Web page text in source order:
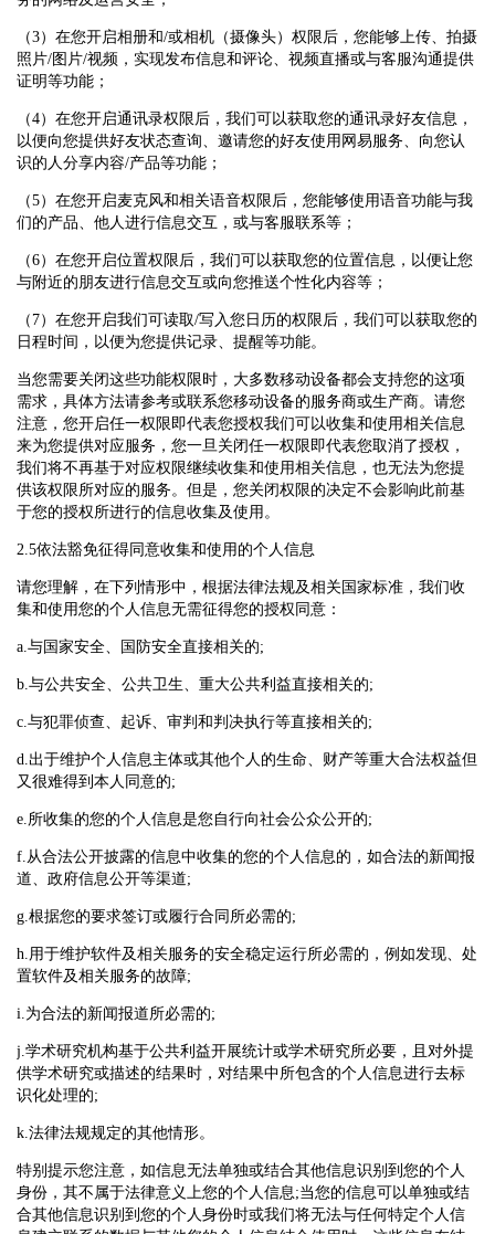
（3）在您开启相册和/或相机（摄像头）权限后，您能够上传、拍摄
照片/图片/视频，实现发布信息和评论、视频直播或与客服沟通提供
证明等功能；
（4）在您开启通讯录权限后，我们可以获取您的通讯录好友信息，
以便向您提供好友状态查询、邀请您的好友使用网易服务、向您认
识的人分享内容/产品等功能；
（5）在您开启麦克风和相关语音权限后，您能够使用语音功能与我
们的产品、他人进行信息交互，或与客服联系等；
（6）在您开启位置权限后，我们可以获取您的位置信息，以便让您
与附近的朋友进行信息交互或向您推送个性化内容等；
（7）在您开启我们可读取/写入您日历的权限后，我们可以获取您的
日程时间，以便为您提供记录、提醒等功能。
当您需要关闭这些功能权限时，大多数移动设备都会支持您的这项
需求，具体方法请参考或联系您移动设备的服务商或生产商。请您
注意，您开启任一权限即代表您授权我们可以收集和使用相关信息
来为您提供对应服务，您一旦关闭任一权限即代表您取消了授权，
我们将不再基于对应权限继续收集和使用相关信息，也无法为您提
供该权限所对应的服务。但是，您关闭权限的决定不会影响此前基
于您的授权所进行的信息收集及使用。
2.5依法豁免征得同意收集和使用的个人信息
请您理解，在下列情形中，根据法律法规及相关国家标准，我们收
集和使用您的个人信息无需征得您的授权同意：
a.与国家安全、国防安全直接相关的;
b.与公共安全、公共卫生、重大公共利益直接相关的;
c.与犯罪侦查、起诉、审判和判决执行等直接相关的;
d.出于维护个人信息主体或其他个人的生命、财产等重大合法权益但
又很难得到本人同意的;
e.所收集的您的个人信息是您自行向社会公众公开的;
f.从合法公开披露的信息中收集的您的个人信息的，如合法的新闻报
道、政府信息公开等渠道;
g.根据您的要求签订或履行合同所必需的;
h.用于维护软件及相关服务的安全稳定运行所必需的，例如发现、处
置软件及相关服务的故障;
i.为合法的新闻报道所必需的;
j.学术研究机构基于公共利益开展统计或学术研究所必要，且对外提
供学术研究或描述的结果时，对结果中所包含的个人信息进行去标
识化处理的;
k.法律法规规定的其他情形。
特别提示您注意，如信息无法单独或结合其他信息识别到您的个人
身份，其不属于法律意义上您的个人信息;当您的信息可以单独或结
合其他信息识别到您的个人身份时或我们将无法与任何特定个人信